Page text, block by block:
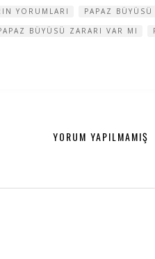
YORUMLARI
PAPAZ
BÜYÜSÜ ZARARI VAR MI
YORUM YAPILMAMIŞ